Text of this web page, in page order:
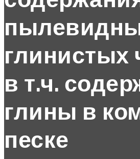
глинистых
в т.ч.
глины в
песке